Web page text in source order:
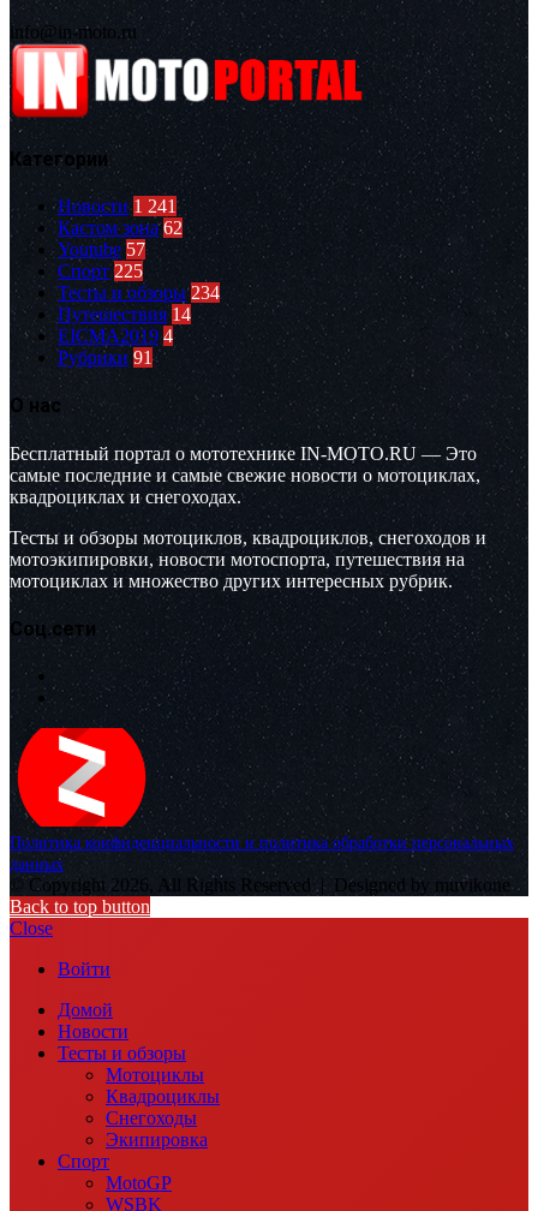
info@in-moto.ru
Категории
Новости 1 241
Кастом зона 62
Youtube 57
Спорт 225
Тесты и обзоры 234
Путешествия 14
EICMA2019 4
Рубрики 91
О нас
Бесплатный портал о мототехнике IN-MOTO.RU — Это
самые последние и самые свежие новости о мотоциклах,
квадроциклах и снегоходах.
Тесты и обзоры мотоциклов, квадроциклов, снегоходов и
мотоэкипировки, новости мотоспорта, путешествия на
мотоциклах и множество других интересных рубрик.
Соц.сети
Политика конфиденциальности и политика обработки персональных
данных
© Copyright 2026, All Rights Reserved | Designed by muvikone
Back to top button
Close
Войти
Домой
Новости
Тесты и обзоры
Мотоциклы
Квадроциклы
Снегоходы
Экипировка
Спорт
MotoGP
WSBK